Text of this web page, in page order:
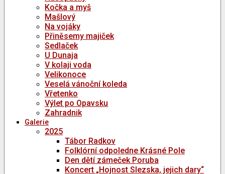
Kočka a myš
Mašlový
Na vojáky
Přiněsemy majiček
Sedlaček
U Dunaja
V kolaji voda
Velikonoce
Veselá vánoční koleda
Vřetenko
Výlet po Opavsku
Zahradnik
Galerie
2025
Tábor Radkov
Folklórní odpoledne Krásné Pole
Den dětí zámeček Poruba
Koncert „Hojnost Slezska, jejich dary“